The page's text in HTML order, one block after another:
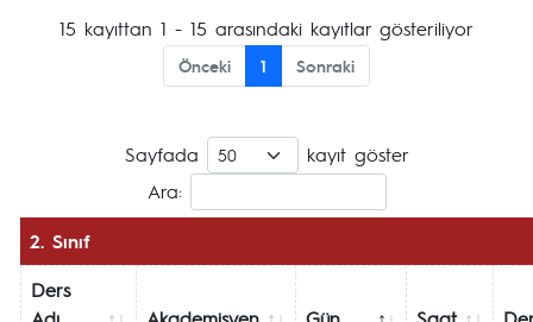
15 kayıttan 1 - 15 arasındaki kayıtlar gösteriliyor
Önceki 1 Sonraki
Sayfada
kayıt göster
Ara:
2. Sınıf
Ders